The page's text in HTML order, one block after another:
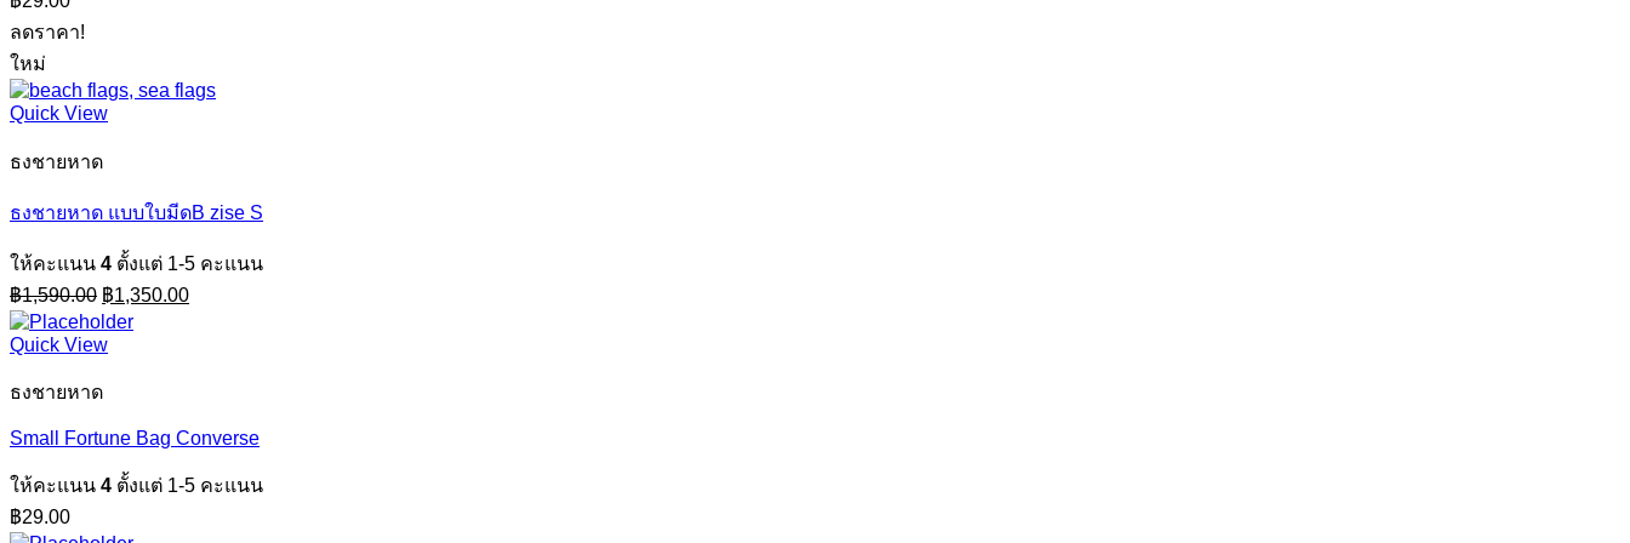
ลดราคา!
ใหม่
Quick View
ธงชายหาด
ธงชายหาด แบบใบมีดB zise S
ให้คะแนน 4 ตั้งแต่ 1-5 คะแนน
฿1,590.00 Original
price
was:
฿1,350.00Current
price
Quick View
ธงชายหาด
Small Fortune Bag Converse
ให้คะแนน 4 ตั้งแต่ 1-5 คะแนน
฿29.00